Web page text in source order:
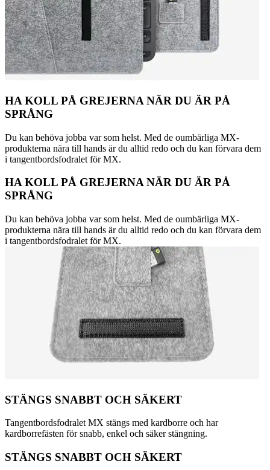
HA KOLL PÅ GREJERNA NÄR DU ÄR PÅ
SPRÅNG
Du kan behöva jobba var som helst. Med de oumbärliga MX-
produkterna nära till hands är du alltid redo och du kan förvara dem
i tangentbordsfodralet för MX.
HA KOLL PÅ GREJERNA NÄR DU ÄR PÅ
SPRÅNG
Du kan behöva jobba var som helst. Med de oumbärliga MX-
produkterna nära till hands är du alltid redo och du kan förvara dem
i tangentbordsfodralet för MX.
STÄNGS SNABBT OCH SÄKERT
Tangentbordsfodralet MX stängs med kardborre och har
kardborrefästen för snabb, enkel och säker stängning.
STÄNGS SNABBT OCH SÄKERT